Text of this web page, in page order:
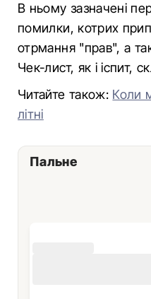
В ньому зазначені
помилки, котрих
отрмання "прав", а
Чек-лист, як і іспит,
Читайте також: Коли
літні
Пальне